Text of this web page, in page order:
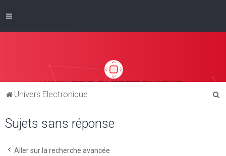
Univers Electronique
Sujets sans réponse
Aller sur la recherche avancée